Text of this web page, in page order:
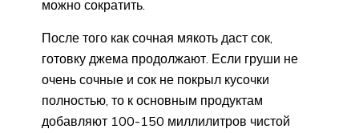
можно сократить.
После того как сочная мякоть даст сок,
готовку джема продолжают. Если груши не
очень сочные и сок не покрыл кусочки
полностью, то к основным продуктам
добавляют 100-150 миллилитров чистой